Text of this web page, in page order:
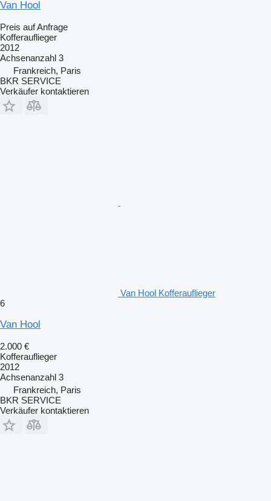
Van Hool
Preis auf Anfrage
Kofferauflieger
2012
Achsenanzahl 3
Frankreich, Paris
BKR SERVICE
Verkäufer kontaktieren
Van Hool Kofferauflieger
6
Van Hool
2.000 €
Kofferauflieger
2012
Achsenanzahl 3
Frankreich, Paris
BKR SERVICE
Verkäufer kontaktieren